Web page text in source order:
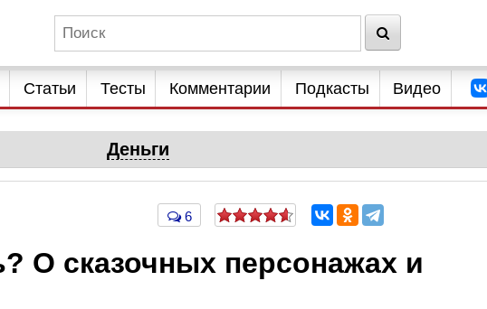
Статьи Тесты Комментарии Подкасты Видео
Деньги
6
О сказочных персонажах и